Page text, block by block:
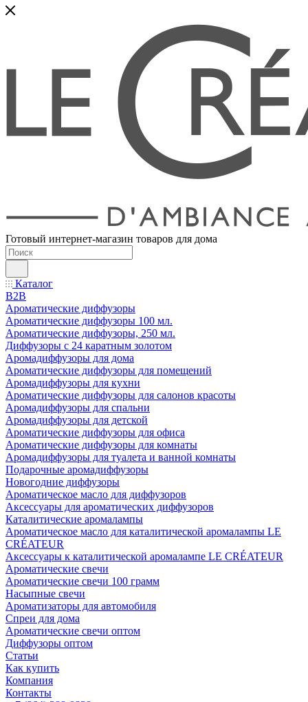
Готовый интернет-магазин товаров для дома
Каталог
B2B
Ароматические диффузоры
Ароматические диффузоры 100 мл.
Ароматические диффузоры, 250 мл.
Диффузоры с 24 каратным золотом
Аромадиффузоры для дома
Ароматические диффузоры для помещений
Аромадиффузоры для кухни
Ароматические диффузоры для салонов красоты
Аромадиффузоры для спальни
Аромадиффузоры для детской
Ароматические диффузоры для офиса
Ароматические диффузоры для комнаты
Аромадиффузоры для туалета и ванной комнаты
Подарочные аромадиффузоры
Новогодние диффузоры
Ароматическое масло для диффузоров
Аксессуары для ароматических диффузоров
Каталитические аромалампы
Ароматическое масло для каталитической аромалампы LE
CRÉATEUR
Аксессуары к каталитической аромалампе LE CRÉATEUR
Ароматические свечи
Ароматические свечи 100 грамм
Насыпные свечи
Ароматизаторы для автомобиля
Спреи для дома
Ароматические свечи оптом
Диффузоры оптом
Статьи
Как купить
Компания
Контакты